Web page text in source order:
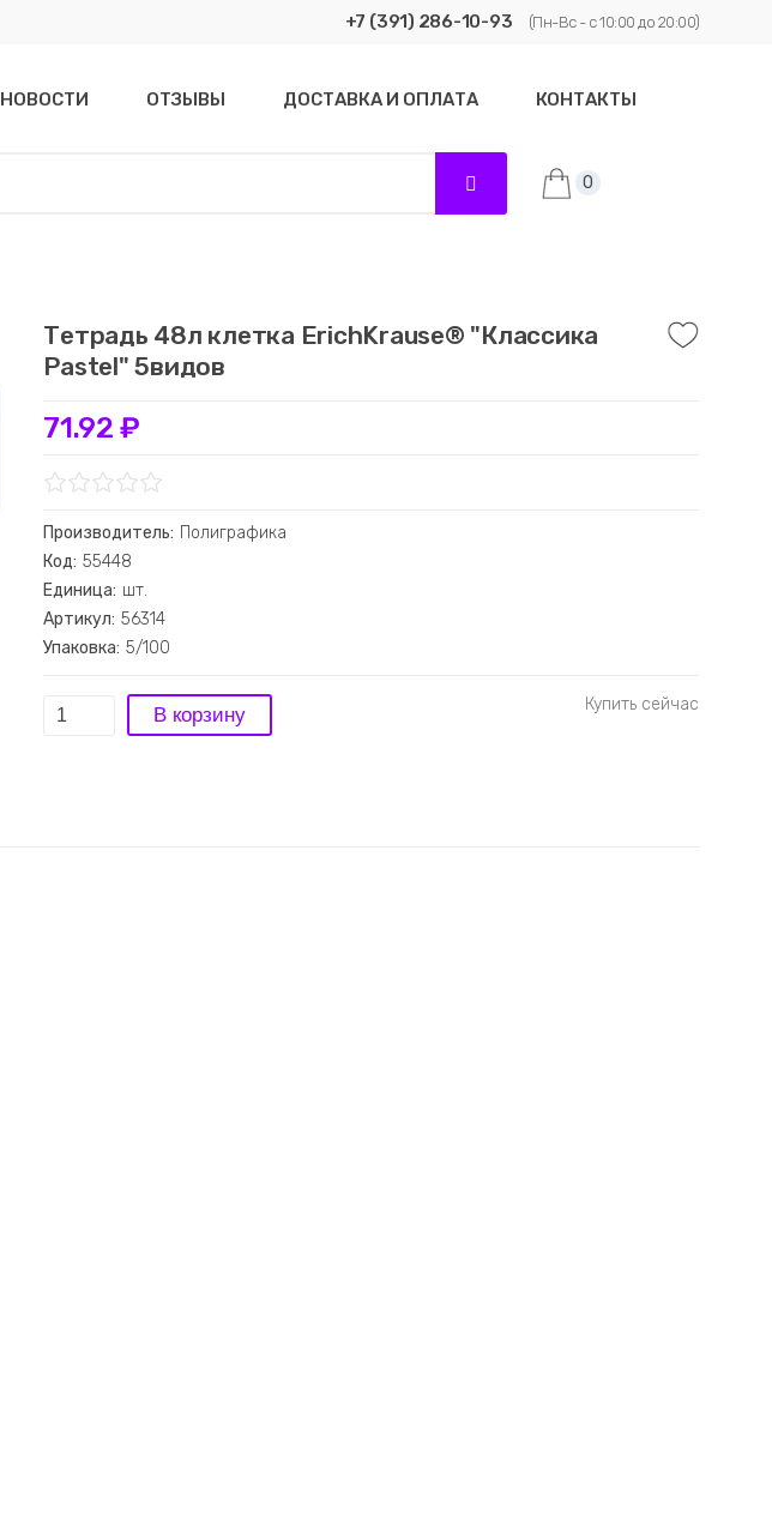
+7 (391) 286-10-93 (Пн-Вс - с 10:00 до 20:00)
НОВОСТИ ОТЗЫВЫ ДОСТАВКА И ОПЛАТА КОНТАКТЫ
0
Тетрадь 48л клетка ErichKrause® "Классика
Pastel" 5видов
71.92 ₽
Производитель: Полиграфика
Код: 55448
Единица: шт.
Артикул: 56314
Упаковка: 5/100